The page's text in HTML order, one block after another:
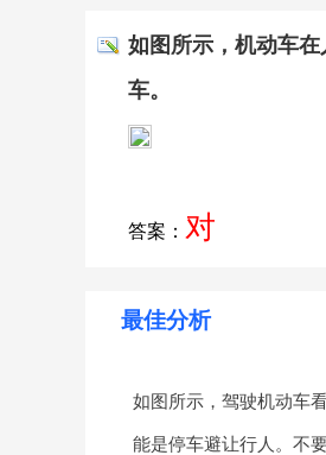
如图所示，机动车
车。
答案： 对
最佳分析
如图所示，驾驶机动车
能是停车避让行人。不